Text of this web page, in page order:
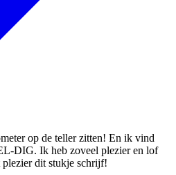
op de teller zitten! En ik vind
DIG. Ik heb zoveel plezier en lof
dit stukje schrijf!